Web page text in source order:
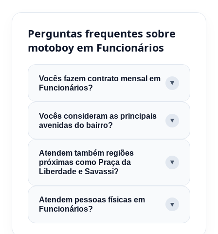
Perguntas frequentes sobre
motoboy em Funcionários
Vocês fazem contrato mensal em
Funcionários?
▼
Vocês consideram as principais
avenidas do bairro?
▼
Atendem também regiões
próximas como Praça da
Liberdade e Savassi?
▼
Atendem pessoas físicas em
Funcionários?
▼